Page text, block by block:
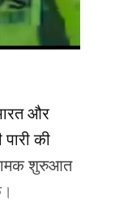
और
की
शुरुआत